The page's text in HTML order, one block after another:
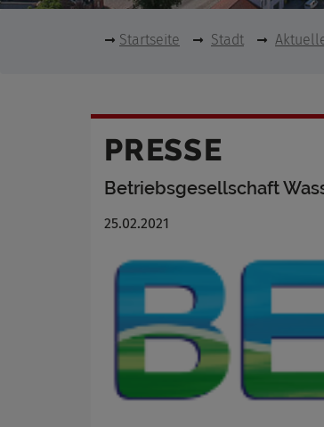
Startseite Stadt
PRESSE
Betriebsgesellschaft
25.02.2021